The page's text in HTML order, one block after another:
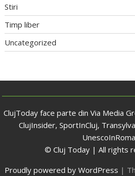
Stiri
Timp liber
Uncategorized
ClujToday face parte din Via Media
ClujInsider, SportInCluj,
© Cluj Today | All rights
Proudly powered by WordPress |